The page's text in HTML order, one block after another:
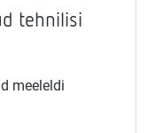
tehnilisi
meeleldi